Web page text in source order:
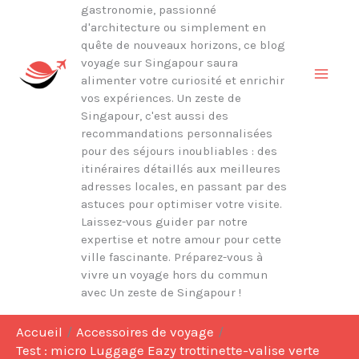
gastronomie, passionné
d'architecture ou simplement en
quête de nouveaux horizons, ce blog
voyage sur Singapour saura
alimenter votre curiosité et enrichir
vos expériences. Un zeste de
Singapour, c'est aussi des
recommandations personnalisées
pour des séjours inoubliables : des
itinéraires détaillés aux meilleures
adresses locales, en passant par des
astuces pour optimiser votre visite.
Laissez-vous guider par notre
expertise et notre amour pour cette
ville fascinante. Préparez-vous à
vivre un voyage hors du commun
avec Un zeste de Singapour !
Accueil
Accessoires de voyage
Test : micro Luggage Eazy trottinette-valise verte